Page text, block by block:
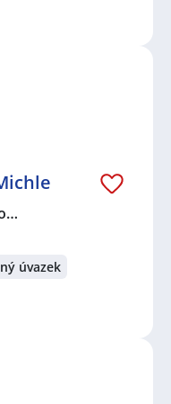
úvazek